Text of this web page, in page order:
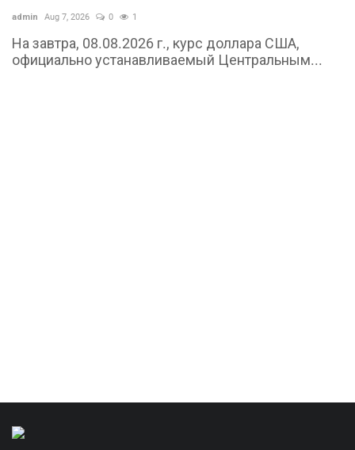
admin Aug 7, 2026 0 1
На завтра, 08.08.2026 г., курс доллара США,
официально устанавливаемый Центральным...